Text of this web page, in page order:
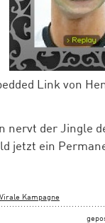
Link von
nervt der Jingle
jetzt ein
Virale Kampagne